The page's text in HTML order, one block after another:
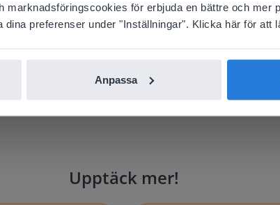
marknadsföringscookies för erbjuda en bättre och mer
preferenser under "Inställningar". Klicka här för att
Anpassa
Upptäck mer!
Svenska